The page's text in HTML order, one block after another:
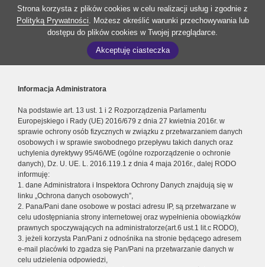
Strona korzysta z plików cookies w celu realizacji usług i zgodnie z
Polityką Prywatności. Możesz określić warunki przechowywania lub
dostępu do plików cookies w Twojej przeglądarce.
Akceptuję ciasteczka
Informacja Administratora
Na podstawie art. 13 ust. 1 i 2 Rozporządzenia Parlamentu
Europejskiego i Rady (UE) 2016/679 z dnia 27 kwietnia 2016r. w
sprawie ochrony osób fizycznych w związku z przetwarzaniem danych
osobowych i w sprawie swobodnego przepływu takich danych oraz
uchylenia dyrektywy 95/46/WE (ogólne rozporządzenie o ochronie
danych), Dz. U. UE. L. 2016.119.1 z dnia 4 maja 2016r., dalej RODO
informuję:
1. dane Administratora i Inspektora Ochrony Danych znajdują się w
linku „Ochrona danych osobowych”,
2. Pana/Pani dane osobowe w postaci adresu IP, są przetwarzane w
celu udostępniania strony internetowej oraz wypełnienia obowiązków
prawnych spoczywających na administratorze(art.6 ust.1 lit.c RODO),
3. jeżeli korzysta Pan/Pani z odnośnika na stronie będącego adresem
e-mail placówki to zgadza się Pan/Pani na przetwarzanie danych w
celu udzielenia odpowiedzi,